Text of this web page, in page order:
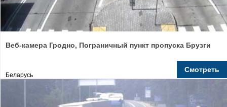
Веб-камера Гродно, Пограничный пункт пропуска Брузги
Беларусь
Смотреть